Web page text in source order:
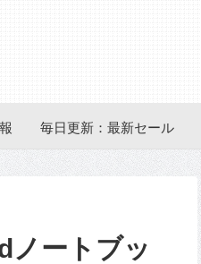
毎日更新：最新セール
ノートブッ